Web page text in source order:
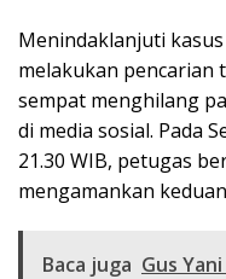
Menindaklanjuti
melakukan pencarian
sempat menghilang
di media sosial. Pada
21.30 WIB, petugas
mengamankan
Baca juga Gus